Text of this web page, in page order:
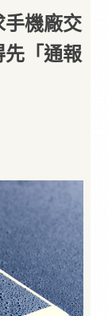
手機廠交
「通報